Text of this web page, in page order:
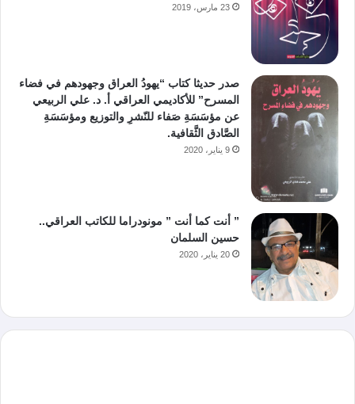
23 مارس، 2019
صدر حديثا كتاب “يهودُ العراق وجهودهم في فضاء
المسرح” للأكاديمي العراقي أ. د. علي الربيعي
عن مؤسَسَةِ صَفاء للنّشرِ والتوزيع ومؤسَسَةِ
الصَّادق الثَّقافية.
9 يناير، 2020
” أنت كما أنت ” مونودراما للكاتب العراقي..
حسين السلمان
20 يناير، 2020